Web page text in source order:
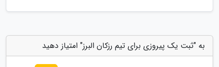
به "ثبت یک پیروزی برای تیم رزکان البرز" امتیاز دهید